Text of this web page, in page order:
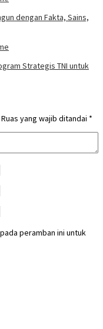
dengan Fakta, Sains,
Strategis TNI untuk
Ruas yang wajib ditandai *
peramban ini untuk